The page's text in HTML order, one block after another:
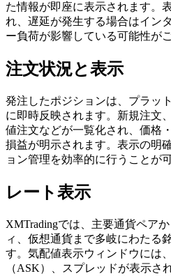
た情報が即座に表示されます。
れ、遅延が発生する場合はイン
ー負荷が影響している可能性が
注文状況と表示
発注したポジションは、プラッ
に即時反映されます。新規注文
値注文などが一覧化され、価格
損益が明示されます。表示の明
ョン管理を効率的に行うことが
レート表示
XMTradingでは、主要通貨ペア
ィ、仮想通貨まで多岐にわたる
す。気配値表示ウィンドウには
（ASK）、スプレッドが表示さ